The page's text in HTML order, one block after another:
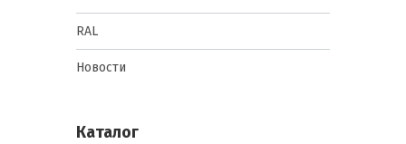
RAL
Новости
Каталог